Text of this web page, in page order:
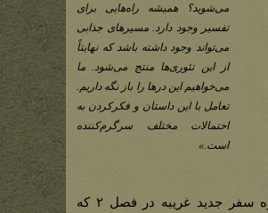
می‌شوید؟ همیشه راه‌هایی برای
تفسیر وجود دارد. مسیرهای جذابی
می‌تواند وجود داشته باشد که نهایتاً
از این تئوری‌ها منتج می‌شود. ما
می‌خواهیم این درها را باز نگه داریم.
تعامل با این داستان و فکرکردن به
احتمالات مختلف سرگرم‌کننده
است.»
پین درباره سفر جدید غریبه در فصل ۲ که